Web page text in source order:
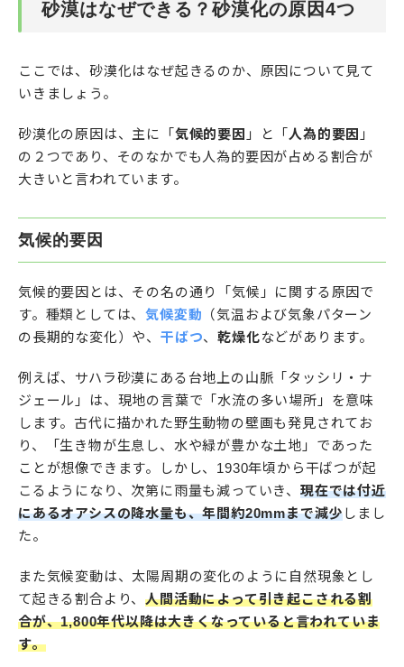
砂漠はなぜできる？砂漠化の原因4つ
ここでは、砂漠化はなぜ起きるのか、原因について見て
いきましょう。
砂漠化の原因は、主に「 気候的要因 」と「 人為的要因 」
の２つであり、そのなかでも人為的要因が占める割合が
大きいと言われています。
気候的要因
気候的要因とは、その名の通り「気候」に関する原因で
す。種類としては、気候変動 （気温および気象パターン
の長期的な変化）や、干ばつ、乾燥化などがあります。
例えば、サハラ砂漠にある台地上の山脈「タッシリ・ナ
ジェール」は、現地の言葉で「水流の多い場所」を意味
します。古代に描かれた野生動物の壁画も発見されてお
り、「生き物が生息し、水や緑が豊かな土地」であった
ことが想像できます。しかし、1930年頃から干ばつが起
こるようになり、次第に雨量も減っていき、 現在では付近
にあるオアシスの降水量も、年間約20mmまで減少しまし
た。
また気候変動は、太陽周期の変化のように自然現象とし
て起きる割合より、人間活動によって引き起こされる割
合が、1,800年代以降は大きくなっていると言われていま
す。